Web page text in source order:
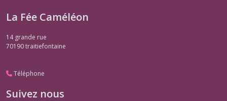
La Fée Caméléon
14 grande rue
70190traitiefontaine
Téléphone
Suivez nous